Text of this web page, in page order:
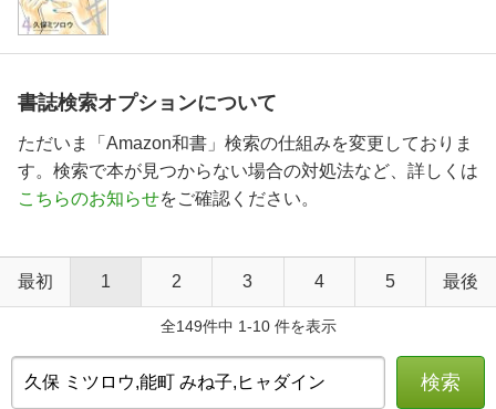
書誌検索オプションについて
ただいま「Amazon和書」検索の仕組みを変更しておりま
す。検索で本が見つからない場合の対処法など、詳しくは
こちらのお知らせをご確認ください。
最初 1 2 3 4 5 最後
全149件中 1-10 件を表示
検索